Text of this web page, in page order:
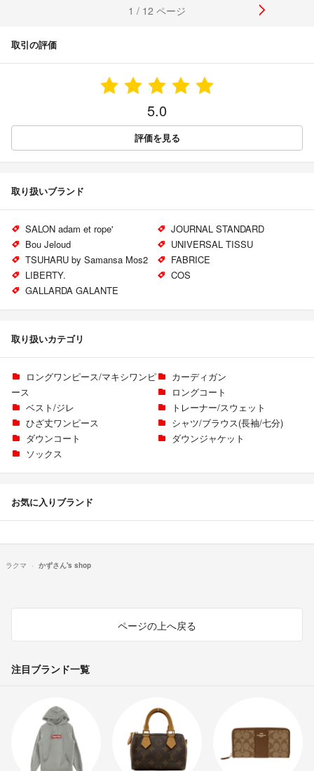
1 / 12 ページ
取引の評価
5.0
評価を見る
取り扱いブランド
SALON adam et rope'
JOURNAL STANDARD
Bou Jeloud
UNIVERSAL TISSU
TSUHARU by Samansa Mos2
FABRICE
LIBERTY.
COS
GALLARDA GALANTE
取り扱いカテゴリ
ロングワンピース/マキシワンピ
ース
カーディガン
ロングコート
ベスト/ジレ
トレーナー/スウェット
ひざ丈ワンピース
シャツ/ブラウス(長袖/七分)
ダウンコート
ダウンジャケット
ソックス
お気に入りブランド
ラクマ かずさん's shop
ページの上へ戻る
注目ブランド一覧